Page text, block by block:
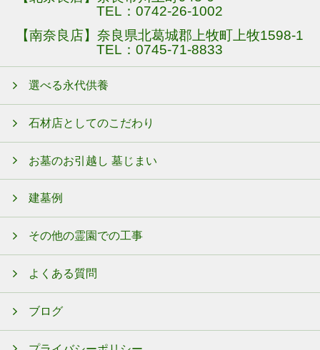
TEL：0742-26-1002
【南奈良店】奈良県北葛城郡上牧町上牧1598-1
TEL：0745-71-8833
選べる永代供養
石材店としてのこだわり
お墓のお引越し 墓じまい
建墓例
その他の霊園での工事
よくある質問
ブログ